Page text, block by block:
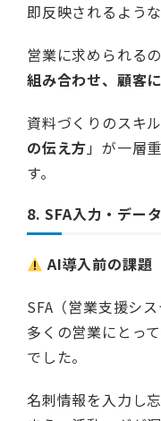
即反映されるような
営業に求められる
組み合わせ、顧客
資料づくりのスキ
の伝え方 」が一層
す。
8. SFA入力・デー
AI導入前の課題
SFA（営業支援シ
多くの営業にとっ
でした。
名刺情報を入力し